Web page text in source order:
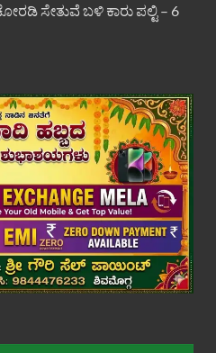
ಸೇತುವೆ ಬಳಿ ಕಾರು ಪಲ್ಟಿ – 6